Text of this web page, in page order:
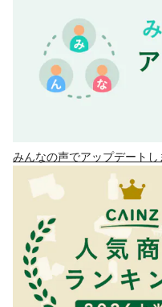
みんなの声でアップデートし